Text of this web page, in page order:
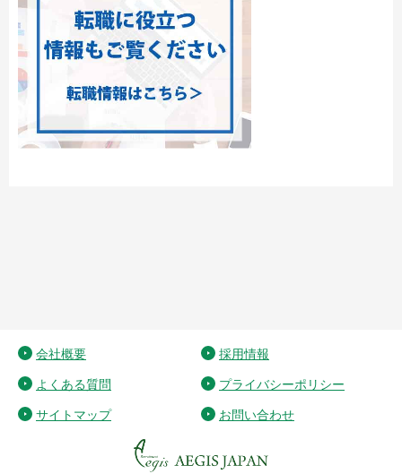
会社概要 採用情報
よくある質問 プライバシーポリシー
サイトマップ お問い合わせ